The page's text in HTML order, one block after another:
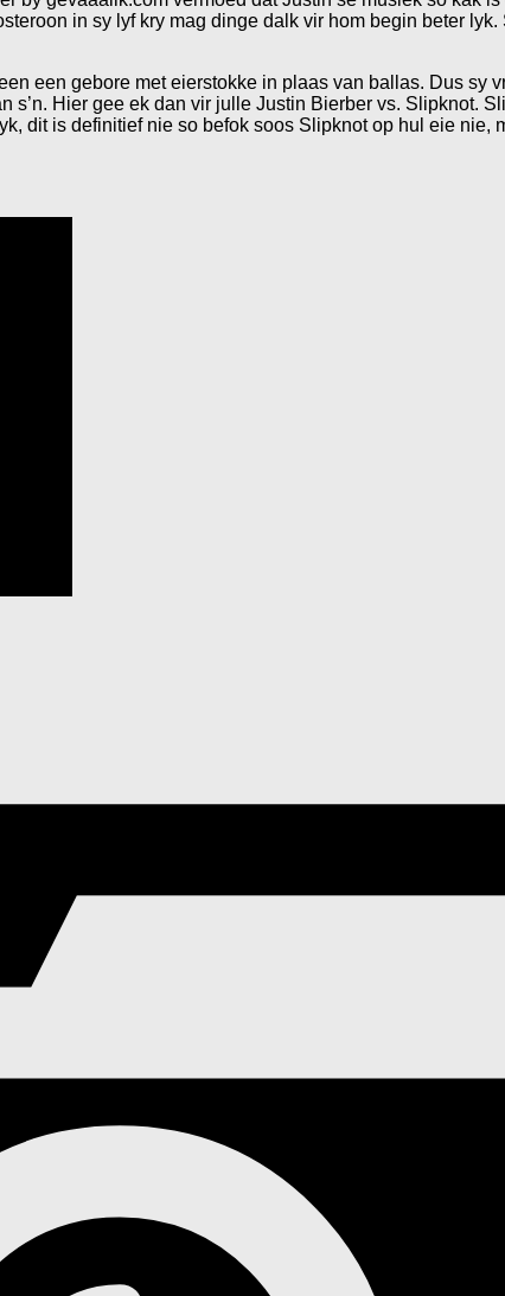
in sy lyf kry mag dinge dalk vir hom begin beter
een gebore met eierstokke in plaas van ballas. Dus sy
Hier gee ek dan vir julle Justin Bierber vs. Slipknot.
dit is definitief nie so befok soos Slipknot op hul eie nie,